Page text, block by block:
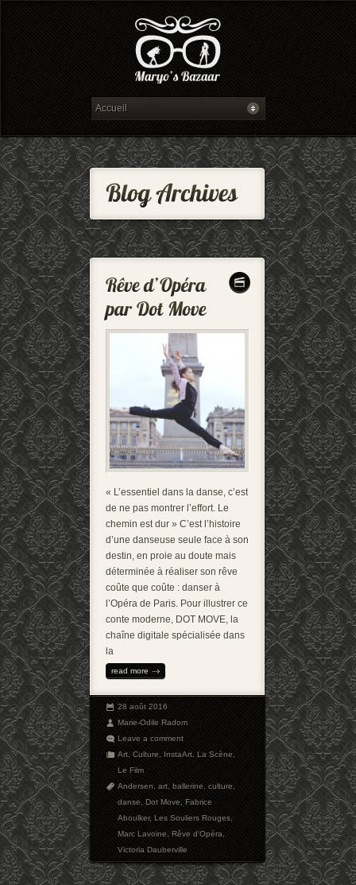
« L’essentiel dans la danse, c’est
de ne pas montrer l’effort. Le
chemin est dur » C’est l’histoire
d’une danseuse seule face à son
destin, en proie au doute mais
déterminée à réaliser son rêve
coûte que coûte : danser à
l’Opéra de Paris. Pour illustrer ce
conte moderne, DOT MOVE, la
chaîne digitale spécialisée dans
la
read more
28 août 2016
Marie-Odile Radom
Leave a comment
Art,Culture,InstaArt,La Scène,
Le Film
Andersen,art,ballerine,culture,
danse,Dot Move,Fabrice
Aboulker,Les Souliers Rouges,
Marc Lavoine,Rêve d'Opéra,
Victoria Dauberville